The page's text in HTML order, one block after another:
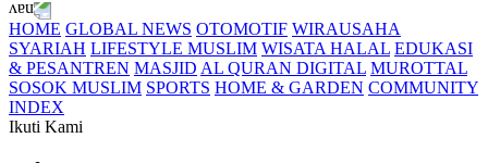
HOME GLOBAL NEWS OTOMOTIF WIRAUSAHA
SYARIAH LIFESTYLE MUSLIM WISATA HALAL EDUKASI
& PESANTREN MASJID AL QURAN DIGITAL MUROTTAL
SOSOK MUSLIM SPORTS HOME & GARDEN COMMUNITY
INDEX
Ikuti Kami